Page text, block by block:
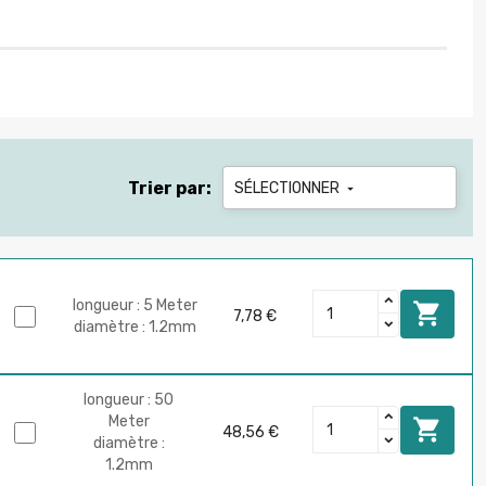
Trier par: SÉLECTIONNER 
longueur : 5 Meter
diamètre : 1.2mm
7,78 € 
longueur : 50
Meter
diamètre :
1.2mm
48,56 € 